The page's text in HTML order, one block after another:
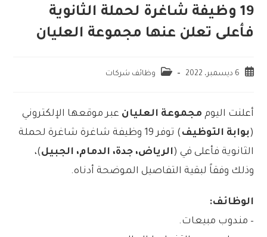
19 وظيفة شاغرة لحملة الثانوية
فأعلى تعلن عنها مجموعة العليان
6 ديسمبر، 2022 وظائف شركات
أعلنت اليوم مجموعة العليان عبر موقعها الإلكتروني
(بوابة التوظيف
) توفر 19 وظيفة شاغرة شاغرة لحملة
الثانوية فأعلى في (الرياض، جدة، الدمام، الجبيل)،
وذلك وفقاً لبقية التفاصيل الموضحة أدناه.
الوظائف:
– مندوب مبيعات.